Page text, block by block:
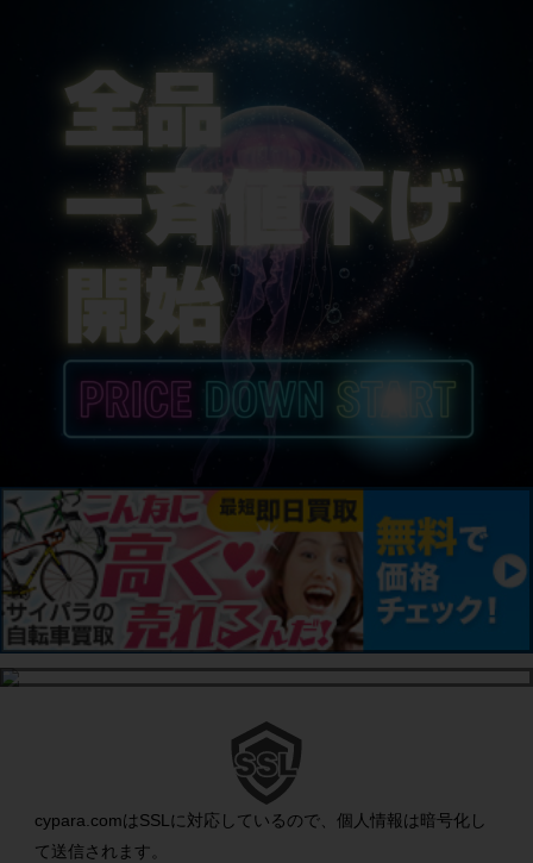
cypara.comはSSLに対応しているので、個人情報は暗号化し
て送信されます。